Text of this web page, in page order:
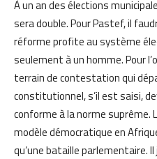
À un an des élections
sera double. Pour Pastef, il
réforme profite au système
seulement à un homme. Pour
terrain de contestation qui
constitutionnel, s’il est saisi,
conforme à la norme suprême.
modèle démocratique en
qu’une bataille parlementaire.